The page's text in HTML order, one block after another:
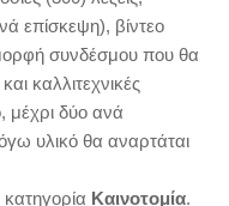
επίσκεψη), βίντεο
συνδέσμου που θα
καλλιτεχνικές
μέχρι δύο ανά
υλικό θα αναρτάται
Καινοτομία.